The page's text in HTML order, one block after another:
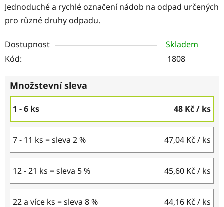
Jednoduché a rychlé označení nádob na odpad určených
pro různé druhy odpadu.
Dostupnost
Skladem
Kód:
1808
Množstevní sleva
1 - 6 ks 48 Kč/ ks
7 - 11 ks = sleva 2 % 47,04 Kč / ks
12 - 21 ks = sleva 5 % 45,60 Kč / ks
22 a více ks = sleva 8 % 44,16 Kč / ks